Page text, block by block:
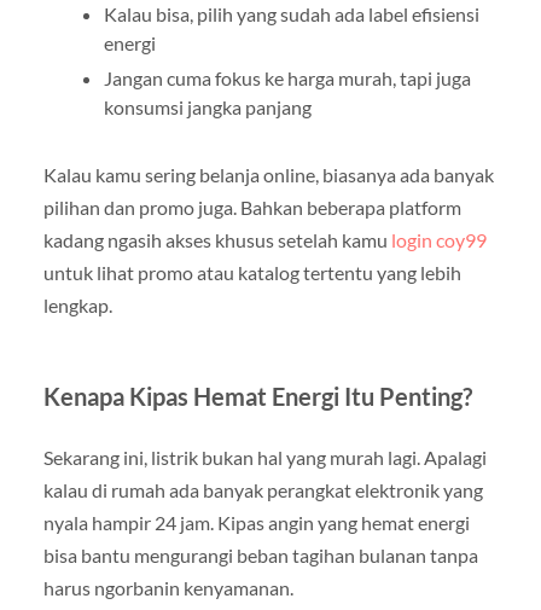
Kalau bisa, pilih yang sudah ada label efisiensi
energi
Jangan cuma fokus ke harga murah, tapi juga
konsumsi jangka panjang
Kalau kamu sering belanja online, biasanya ada banyak
pilihan dan promo juga. Bahkan beberapa platform
kadang ngasih akses khusus setelah kamu login coy99
untuk lihat promo atau katalog tertentu yang lebih
lengkap.
Kenapa Kipas Hemat Energi Itu Penting?
Sekarang ini, listrik bukan hal yang murah lagi. Apalagi
kalau di rumah ada banyak perangkat elektronik yang
nyala hampir 24 jam. Kipas angin yang hemat energi
bisa bantu mengurangi beban tagihan bulanan tanpa
harus ngorbanin kenyamanan.